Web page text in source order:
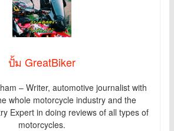
ปั้ม GreatBiker
– Writer, automotive journalist with
whole motorcycle industry and the
Expert in doing reviews of all types of
motorcycles.